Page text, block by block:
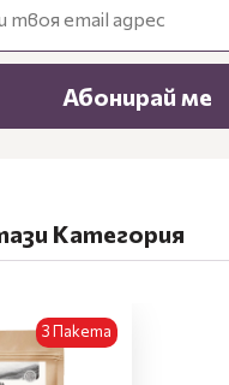
Абонирай ме
Категория
3 Пакета